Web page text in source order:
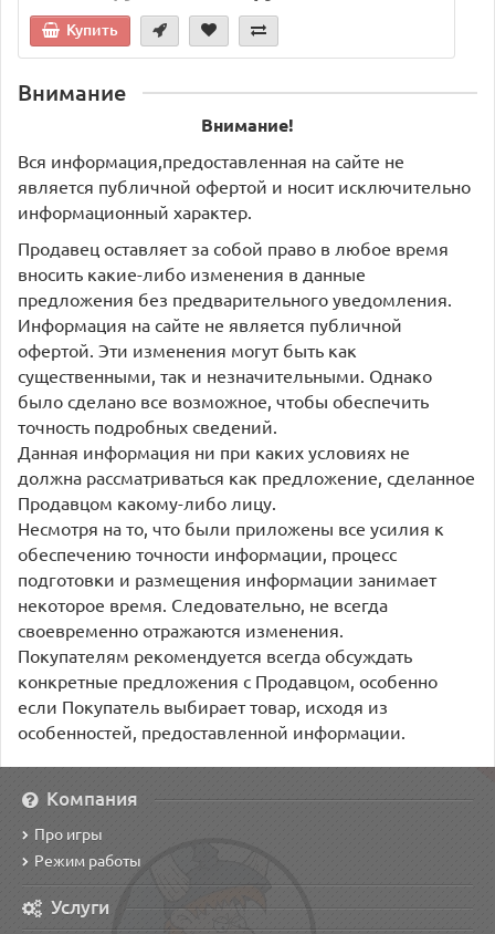
Купить
Внимание
Внимание!
Вся информация,предоставленная на сайте не
является публичной офертой и носит исключительно
информационный характер.
Продавец оставляет за собой право в любое время
вносить какие-либо изменения в данные
предложения без предварительного уведомления.
Информация на сайте не является публичной
офертой. Эти изменения могут быть как
существенными, так и незначительными. Однако
было сделано все возможное, чтобы обеспечить
точность подробных сведений.
Данная информация ни при каких условиях не
должна рассматриваться как предложение, сделанное
Продавцом какому-либо лицу.
Несмотря на то, что были приложены все усилия к
обеспечению точности информации, процесс
подготовки и размещения информации занимает
некоторое время. Следовательно, не всегда
своевременно отражаются изменения.
Покупателям рекомендуется всегда обсуждать
конкретные предложения с Продавцом, особенно
если Покупатель выбирает товар, исходя из
особенностей, предоставленной информации.
Компания
Про игры
Режим работы
Услуги